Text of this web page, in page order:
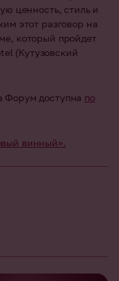
ценность, стиль и
этот разговор на
который пройдет
(Кутузовский
Форум доступна по
винный».